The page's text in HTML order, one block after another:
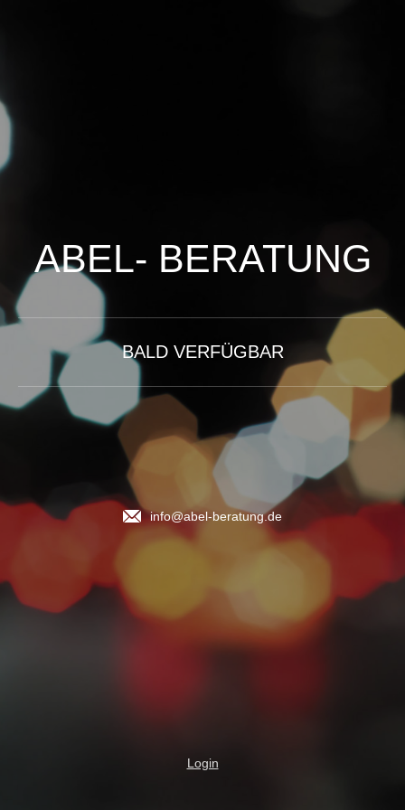
ABEL- BERATUNG
BALD VERFÜGBAR
info@abel-beratung.de
Login